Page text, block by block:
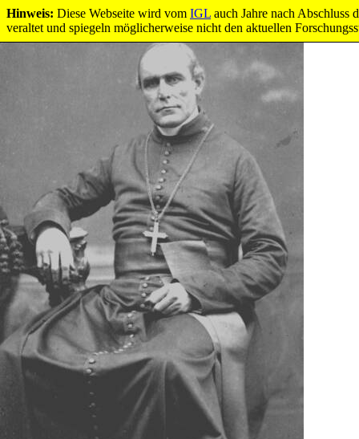
Hinweis: Diese Webseite wird vom IGL auch Jahre nach Abschluss
veraltet und spiegeln möglicherweise nicht den aktuellen